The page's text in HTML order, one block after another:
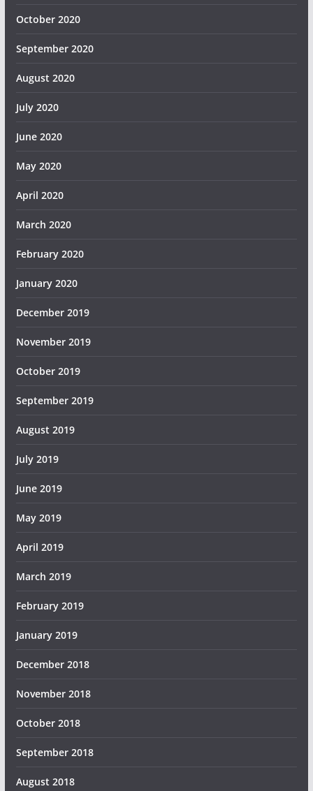
October 2020
September 2020
August 2020
July 2020
June 2020
May 2020
April 2020
March 2020
February 2020
January 2020
December 2019
November 2019
October 2019
September 2019
August 2019
July 2019
June 2019
May 2019
April 2019
March 2019
February 2019
January 2019
December 2018
November 2018
October 2018
September 2018
August 2018